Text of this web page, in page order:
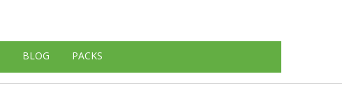
BLOG PACKS